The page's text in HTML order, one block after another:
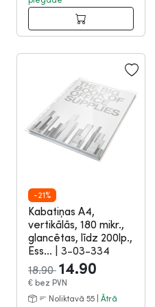
-21%
Kabatiņas A4,
vertikālās, 180 mikr.,
glancētas, līdz 200lp.,
Ess...
3-03-334
18.90 14.90
€ bez PVN
Noliktavā 55 | Ātrā